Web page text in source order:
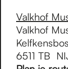
Valkhof
Valkhof
6511 TB